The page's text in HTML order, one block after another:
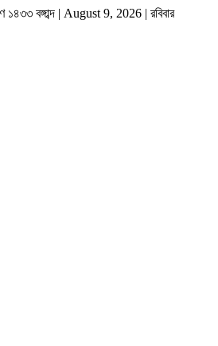
১৪৩৩ বঙ্গাব্দ | August 9, 2026 | রবিবার